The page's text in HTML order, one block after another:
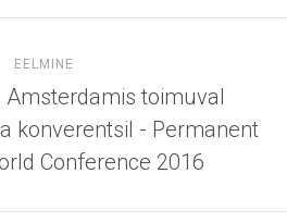
EELMINE
Amsterdamis toimuval
konverentsil - Permanent
Conference 2016